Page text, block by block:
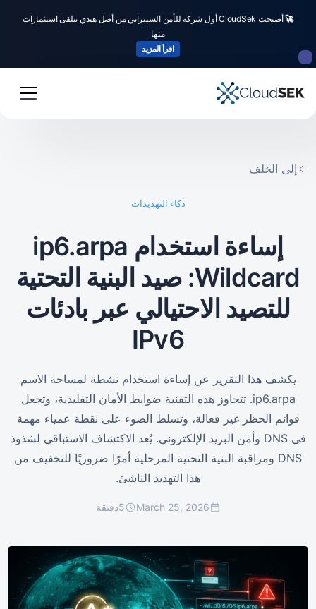
🚀
أصبحت CloudSek أول شركة للأمن السيبراني من أصل هندي تتلقى استثمارات
منها
اقرأ المزيد
إلى الخلف
ذكاء التهديدات
إساءة استخدام ip6.arpa
Wildcard: صيد البنية التحتية
للتصيد الاحتيالي عبر بادئات
IPv6
يكشف هذا التقرير عن إساءة استخدام نشطة لمساحة الاسم
ip6.arpa. تتجاوز هذه التقنية ضوابط الأمان التقليدية، وتجعل
قوائم الحظر غير فعالة، وتسلط الضوء على نقطة عمياء مهمة
في DNS وأمن البريد الإلكتروني. يُعد الاكتشاف الاستباقي لشذوذ
DNS ومراقبة البنية التحتية المرحلية أمرًا ضروريًا للتخفيف من
هذا التهديد الناشئ.
March 25, 2026
5دقيقة